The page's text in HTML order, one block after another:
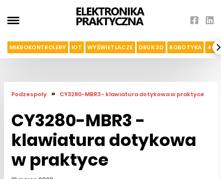
MIKROKONTROLERY IOT WYŚWIETLACZE DRUK 3D ROBOTYKA 4G I
Podzespoły » CY3280-MBR3 - klawiatura dotykowa w praktyce
CY3280-MBR3 -
klawiatura dotykowa
w praktyce